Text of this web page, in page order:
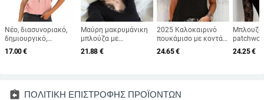
Νέο, διασυνοριακό,
δημιουργικό,
γυναικείο, άνετο,
άνετο και casual,
λαιμόκοψη, σε σχέδιο
17.00€
Μαύρη μακρυμάνικη
μπλούζα με
δαντελένιο τελείωμα
και V-λαιμό, στενή
21.88 €
2025 Καλοκαιρινό
πουκάμισο με κοντά
μανίκια, φαρδιά
γραμμή, V-λαιμό,
δυτικό στυλ
24.65€
ρεγιόν-
24.25€
assignment_return ΠΟΛΙΤΙΚΗ ΕΠΙΣΤΡΟΦΗΣ ΠΡΟΪΟΝΤΩΝ